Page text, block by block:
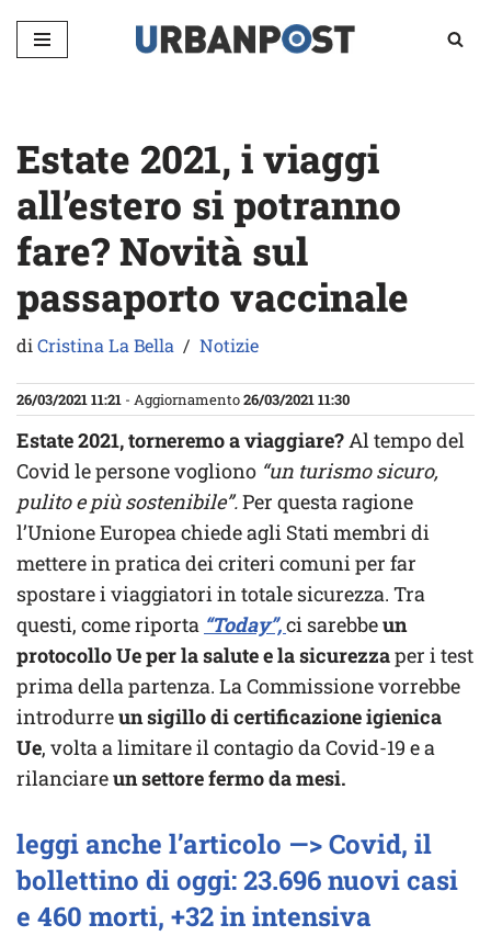
Vai
Estate 2021, i viaggi
all’estero si potranno
fare? Novità sul
passaporto vaccinale
diCristina La Bella Notizie
26/03/2021 11:21 - Aggiornamento26/03/2021 11:30
Estate 2021, torneremo a viaggiare?Al tempo del
Covid le persone vogliono “un turismo sicuro,
pulito e più sostenibile”.Per questa ragione
l’Unione Europea chiede agli Stati membri di
mettere in pratica dei criteri comuni per far
spostare i viaggiatori in totale sicurezza. Tra
questi, come riporta “Today”,ci sarebbeun
protocollo Ue per la salute e la sicurezzaper i test
prima della partenza. La Commissione vorrebbe
introdurreun sigillo di certificazione igienica
Ue, volta a limitare il contagio da Covid-19 e a
rilanciareun settore fermo da mesi.
leggi anche l’articolo —> Covid, il
bollettino di oggi: 23.696 nuovi casi
e 460 morti, +32 in intensiva